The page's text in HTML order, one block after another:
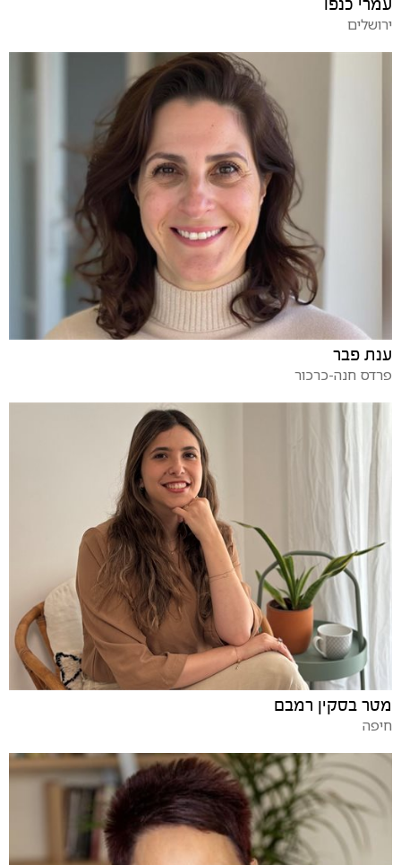
עמרי כנפו
ירושלים
ענת פבר
פרדס חנה-כרכור
מטר בסקין רמבם
חיפה